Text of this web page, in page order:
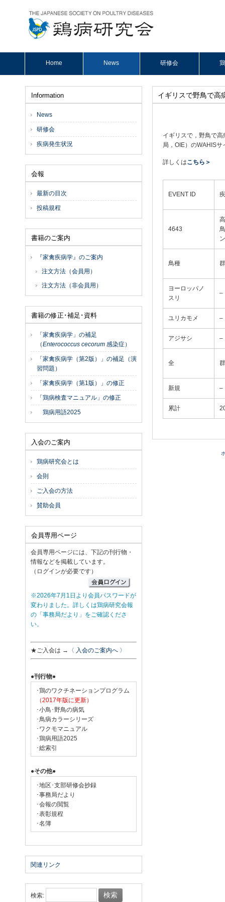
Home News 研修会
イギリスで野鳥で高
イギリスで，野鳥で
局，OIE）のWAHIS
詳しくはこちら＞
EVENT ID
4643
鳥種
ヨーロッパノ
スリ
–
ユリカモメ –
アジサシ –
全
新規 –
累計
Information
News
研修会
疾病発生状況
会報
最新の目次
投稿規程
書籍のご案内
『家禽疾病学』のご案内
注文方法（会員用）
注文方法（非会員用）
書籍の修正･補足･資料
「家禽疾病学」の補足
（Enterococcus cecorum 感染症）
「家禽疾病学（第2版）」の補足（演
習問題）
「家禽疾病学（第1版）」の修正
「鶏病検査マニュアル」の修正
鶏病用語2025
入会のご案内
鶏病研究会とは
会則
ご入会の方法
賛助会員
会員専用ページ
会員専用ページには、下記の刊行物・
情報などを掲載しています。
（ログインが必要です）
※2026年7月1日より会員パスワードが
変わりました。詳しくは鶏病研究会報
の「事務局だより」をご確認くださ
い。
★ご入会は → 〈 入会のご案内へ 〉
●刊行物●
･鶏のワクチネーションプログラム
（2017年版に更新）
･小鳥･野鳥の病気
･鳥病カラーシリーズ
･ワクモマニュアル
･鶏病用語2025
･総索引
●その他●
･地区･支部研修会抄録
･事務局だより
･会報の閲覧
･表彰規程
･名簿
関連リンク
検索: